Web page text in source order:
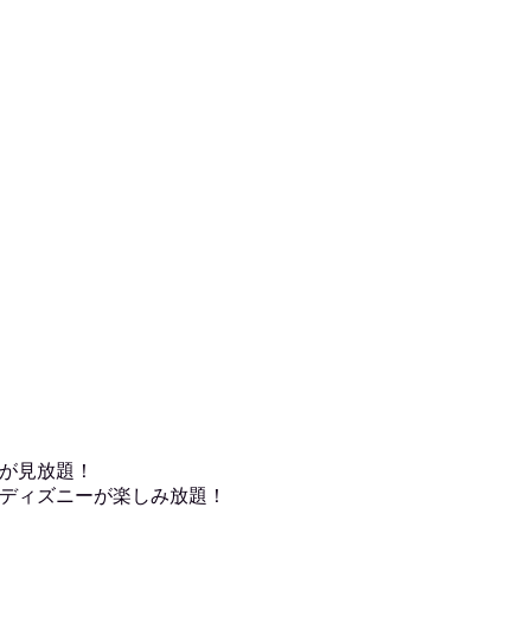
見放題！
ィズニーが楽しみ放題！